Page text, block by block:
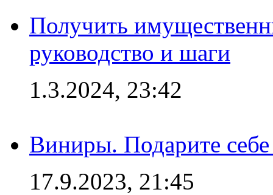
Получить
руководство и шаги
1.3.2024, 23:42
Виниры. Подарите
17.9.2023, 21:45